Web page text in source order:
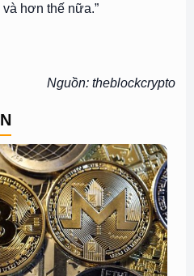
hơn thế nữa.”
Nguồn: theblockcrypto